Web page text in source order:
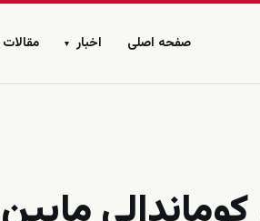
صفحه اصلی اخبار ▾ مقالات